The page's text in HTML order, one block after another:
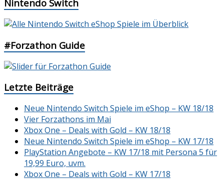
Nintendo Switch
#Forzathon Guide
Letzte Beiträge
Neue Nintendo Switch Spiele im eShop – KW 18/18
Vier Forzathons im Mai
Xbox One – Deals with Gold – KW 18/18
Neue Nintendo Switch Spiele im eShop – KW 17/18
PlayStation Angebote – KW 17/18 mit Persona 5 für
19,99 Euro, uvm.
Xbox One – Deals with Gold – KW 17/18